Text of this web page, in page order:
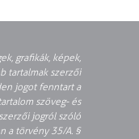
grafikák, képek,
tartalmak szerzői
jogot fenntart a
szöveg- és
jogról szóló
a törvény 35/A. §